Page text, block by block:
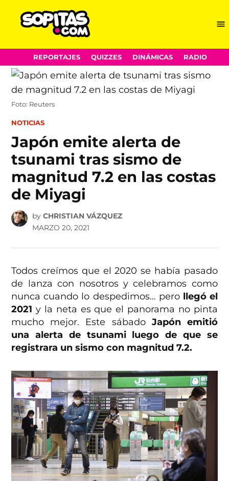
Skip
to
content
REPORTAJES QUIZZES DINÁMICAS RADIO
Foto: Reuters
POSTED
NOTICIAS
Japón emite alerta de
tsunami tras sismo de
magnitud 7.2 en las costas
de Miyagi
by CHRISTIAN VÁZQUEZ
MARZO 20, 2021
Todos creímos que el 2020 se había pasado
de lanza con nosotros y celebramos como
nunca cuando lo despedimos… pero llegó el
2021 y la neta es que el panorama no pinta
mucho mejor. Este sábado Japón emitió
una alerta de tsunami luego de que se
registrara un sismo con magnitud 7.2.